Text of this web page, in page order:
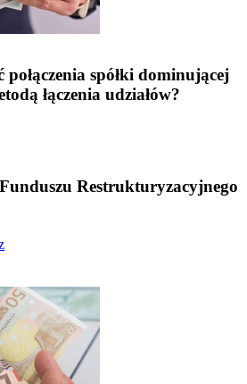
spółki dominującej
łączenia udziałów?
Restrukturyzacyjnego